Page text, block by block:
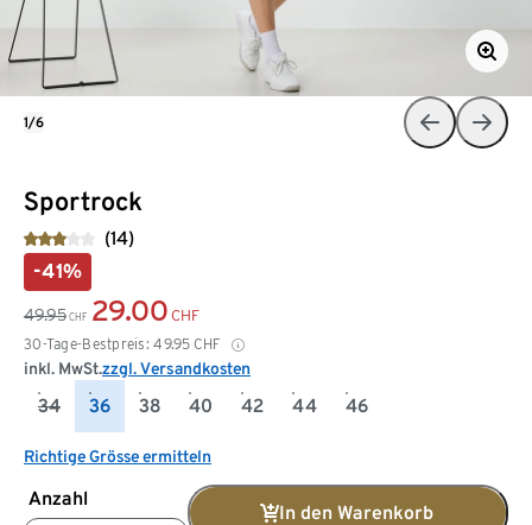
Sportrock
(14)
-41%
49.95 CHF 29.00 CHF
30-Tage-Bestpreis: 49.95 CHF
inkl. MwSt.zzgl. Versandkosten
34 36 38 40 42 44 46
Richtige Grösse ermitteln
Anzahl
In den Warenkorb
1/6